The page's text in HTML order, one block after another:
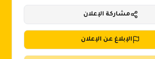
مشاركة الإعلان
الإبلاغ عن الإعلان